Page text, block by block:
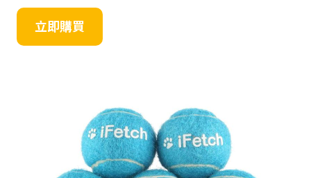
立即購買